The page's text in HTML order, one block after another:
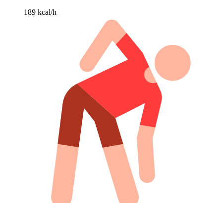
189 kcal/h